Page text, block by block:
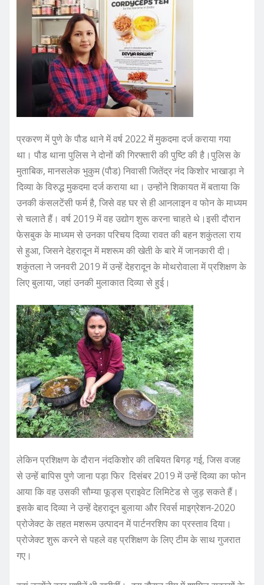
प्रकरण में पुणे के पौड थाने में वर्ष 2022 में मुकदमा दर्ज कराया गया
था। पौड थाना पुलिस ने दोनों की गिरफ्तारी की पुष्टि की है।पुलिस के
मुताबिक, मानसलेक भुकुम (पौड) निवासी जितेंद्र नंद किशोर भाखाड़ा ने
दिव्या के विरुद्ध मुकदमा दर्ज कराया था। उन्होंने शिकायत में बताया कि
उनकी कंसलटेंसी फर्म है, जिसे वह घर से ही आनलाइन व फोन के माध्यम
से चलाते हैं। वर्ष 2019 में वह उद्योग शुरू करना चाहते थे।इसी दौरान
फेसबुक के माध्यम से उनका परिचय दिव्या रावत की बहन शकुंतला राय
से हुआ, जिसने देहरादून में मशरूम की खेती के बारे में जानकारी दी।
शकुंतला ने जनवरी 2019 में उन्हें देहरादून के मोथरोवाला में प्रशिक्षण के
लिए बुलाया, जहां उनकी मुलाकात दिव्या से हुई।
लेकिन प्रशिक्षण के दौरान नंदकिशोर की तबियत बिगड़ गई, जिस वजह
से उन्हें बापिस पुणे जाना पड़ा फिर दिसंबर 2019 में उन्हें दिव्या का फोन
आया कि वह उसकी सौम्या फूड्स प्राइवेट लिमिटेड से जुड़ सकते हैं।
इसके बाद दिव्या ने उन्हें देहरादून बुलाया और रिवर्स माइग्रेशन-2020
प्रोजेक्ट के तहत मशरूम उत्पादन में पार्टनरशिप का प्रस्ताव दिया।
प्रोजेक्ट शुरू करने से पहले वह प्रशिक्षण के लिए टीम के साथ गुजरात
गए।